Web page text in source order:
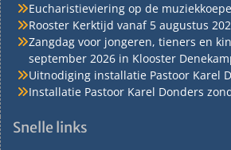
Eucharistieviering op de
Rooster Kerktijd vanaf 5 augustus
Zangdag voor jongeren, tieners en
september 2026 in Klooster
Uitnodiging installatie Pastoor Karel
Installatie Pastoor Karel Donders
Snelle links